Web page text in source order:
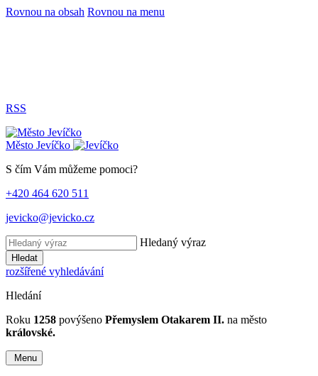
Rovnou na obsah Rovnou na menu
RSS
Město Jevíčko
S čím Vám můžeme pomoci?
+420 464 620 511
jevicko@jevicko.cz
Hledaný výraz
Hledat
rozšířené vyhledávání
Hledání
Roku 1258 povýšeno Přemyslem Otakarem II. na město
královské.
Menu